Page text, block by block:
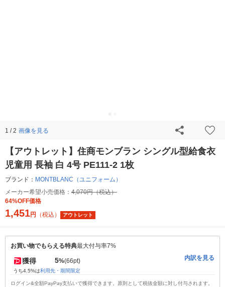
1 / 2 画像を見る
【アウトレット】住商モンブラン シングル型給食衣
児童用 長袖 白 4号 PE111-2 1枚
ブランド： MONTBLANC（ユニフォーム）
メーカー希望小売価格： 4,070円（税込）
64%OFF価格
1,451円 （税込） アウトレット
お買い物でもらえる特典最大付与率7%
獲得 5%(66pt)
うち4.5%は利用先・期間限定
内訳を見る
ログイン&全額PayPay支払いで獲得できます。原則として税抜金額に対し付与されます。